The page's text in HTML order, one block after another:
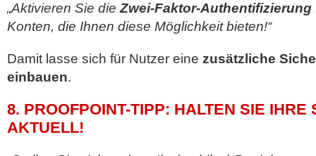
„Aktivieren Sie dieZwei-Faktor-Authentifizierung
Konten, die Ihnen diese Möglichkeit bieten!“
Damit lasse sich für Nutzer eine zusätzliche
einbauen.
8. PROOFPOINT-TIPP: HALTEN SIE IHRE
AKTUELL!